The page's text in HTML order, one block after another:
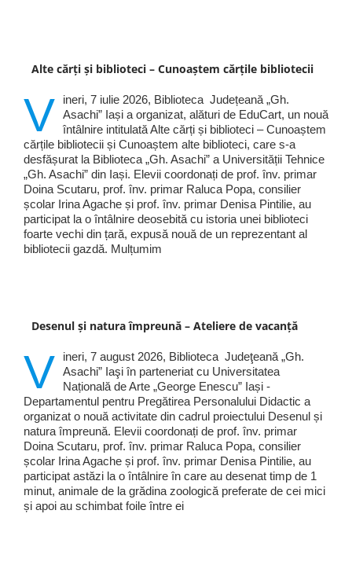
Alte cărți și biblioteci – Cunoaștem cărțile bibliotecii
V
ineri, 7 iulie 2026, Biblioteca Județeană „Gh.
Asachi” Iași a organizat, alături de EduCart, un nouă
întâlnire intitulată Alte cărți și biblioteci – Cunoaștem
cărțile bibliotecii și Cunoaștem alte biblioteci, care s-a
desfășurat la Biblioteca „Gh. Asachi” a Universității Tehnice
„Gh. Asachi” din Iași. Elevii coordonați de prof. înv. primar
Doina Scutaru, prof. înv. primar Raluca Popa, consilier
școlar Irina Agache și prof. înv. primar Denisa Pintilie, au
participat la o întâlnire deosebită cu istoria unei biblioteci
foarte vechi din țară, expusă nouă de un reprezentant al
bibliotecii gazdă. Mulțumim
Desenul și natura împreună – Ateliere de vacanță
V
ineri, 7 august 2026, Biblioteca Judeţeană „Gh.
Asachi” Iaşi în parteneriat cu Universitatea
Națională de Arte „George Enescu” Iași -
Departamentul pentru Pregătirea Personalului Didactic a
organizat o nouă activitate din cadrul proiectului Desenul și
natura împreună. Elevii coordonați de prof. înv. primar
Doina Scutaru, prof. înv. primar Raluca Popa, consilier
școlar Irina Agache și prof. înv. primar Denisa Pintilie, au
participat astăzi la o întâlnire în care au desenat timp de 1
minut, animale de la grădina zoologică preferate de cei mici
și apoi au schimbat foile între ei